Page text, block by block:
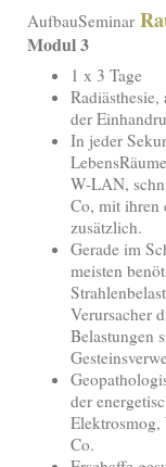
AufbauSeminar
Modul 3
1 x 3 Tage
der
In jeder
W-LAN,
Co, mit ihren
zusätzlich.
Gerade im
meisten
Verursacher
Belastungen
der
Elektrosmog,
Co.